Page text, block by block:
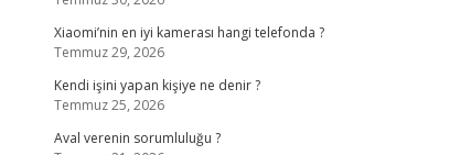
Xiaomi’nin en iyi kamerası hangi telefonda ?
Temmuz 29, 2026
Kendi işini yapan kişiye ne denir ?
Temmuz 25, 2026
Aval verenin sorumluluğu ?